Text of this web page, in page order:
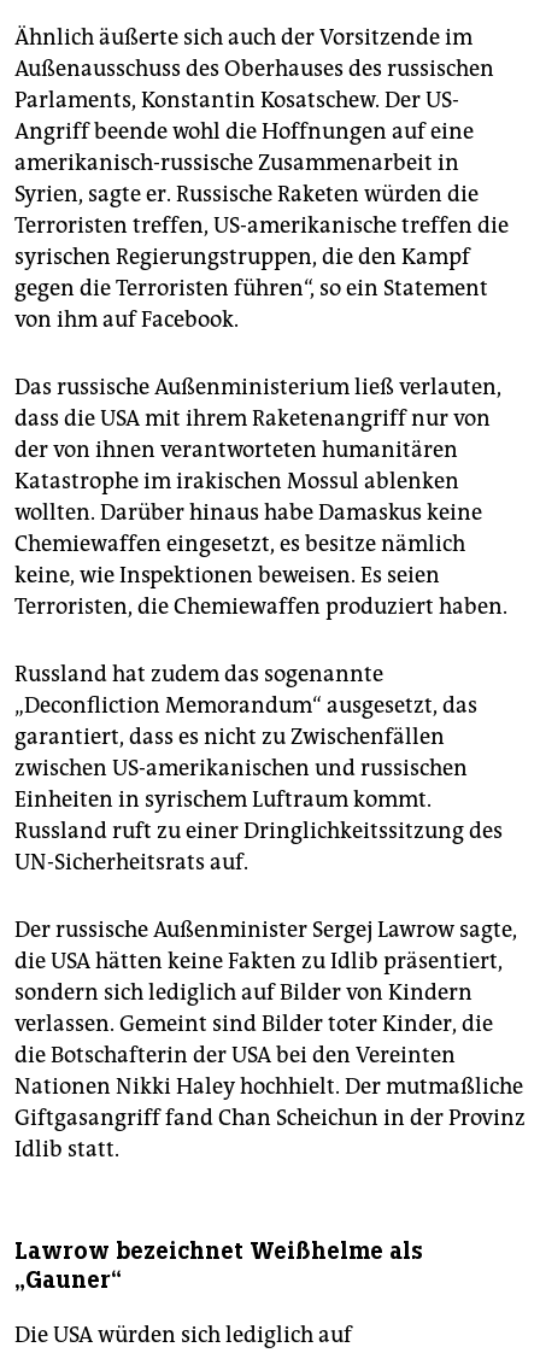
Ähnlich äußerte sich auch der Vorsitzende im
Außenausschuss des Oberhauses des russischen
Parlaments, Konstantin Kosatschew. Der US-
Angriff beende wohl die Hoffnungen auf eine
amerikanisch-russische Zusammenarbeit in
Syrien, sagte er. Russische Raketen würden die
Terroristen treffen, US-amerikanische treffen die
syrischen Regierungstruppen, die den Kampf
gegen die Terroristen führen“, so ein Statement
von ihm auf Facebook.
Das russische Außenministerium ließ verlauten,
dass die USA mit ihrem Raketenangriff nur von
der von ihnen verantworteten humanitären
Katastrophe im irakischen Mossul ablenken
wollten. Darüber hinaus habe Damaskus keine
Chemiewaffen eingesetzt, es besitze nämlich
keine, wie Inspektionen beweisen. Es seien
Terroristen, die Chemiewaffen produziert haben.
Russland hat zudem das sogenannte
„Deconfliction Memorandum“ ausgesetzt, das
garantiert, dass es nicht zu Zwischenfällen
zwischen US-amerikanischen und russischen
Einheiten in syrischem Luftraum kommt.
Russland ruft zu einer Dringlichkeitssitzung des
UN-Sicherheitsrats auf.
Der russische Außenminister Sergej Lawrow sagte,
die USA hätten keine Fakten zu Idlib präsentiert,
sondern sich lediglich auf Bilder von Kindern
verlassen. Gemeint sind Bilder toter Kinder, die
die Botschafterin der USA bei den Vereinten
Nationen Nikki Haley hochhielt. Der mutmaßliche
Giftgasangriff fand Chan Scheichun in der Provinz
Idlib statt.
Lawrow bezeichnet Weißhelme als
„Gauner“
Die USA würden sich lediglich auf